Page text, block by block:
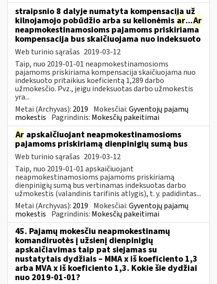
straipsnio 8 dalyje numatyta kompensacija už
kilnojamojo pobūdžio arba su kelionėmis ar...Ar
neapmokestinamosioms pajamoms priskiriama
kompensacija bus skaičiuojama nuo indeksuoto
Web turinio sąrašas 2019-03-12
Taip, nuo 2019-01-01 neapmokestinamosioms
pajamoms priskiriama kompensacija skaičiuojama nuo
indeksuoto pritaikius koeficientą 1,289 darbo
užmokesčio. Pvz., jeigu indeksuotas darbo užmokestis
yra...
Metai (Archyvas): 2019 Mokesčiai:Gyventojų pajamų
mokestis Pagrindinis: Mokesčių pakeitimai
Ar apskaičiuojant neapmokestinamosioms
pajamoms priskiriamą dienpinigių sumą bus
Web turinio sąrašas 2019-03-12
Taip, nuo 2019-01-01 apskaičiuojant
neapmokestinamosioms pajamoms priskiriamą
dienpinigių sumą bus vertinamas indeksuotas darbo
užmokestis (valandinis tarifinis atlygis), t. y. padidintas...
Metai (Archyvas): 2019 Mokesčiai:Gyventojų pajamų
mokestis Pagrindinis: Mokesčių pakeitimai
45. Pajamų mokesčiu neapmokestinamų
komandiruotės į užsienį dienpinigių
apskaičiavimas taip pat siejamas su
nustatytais dydžiais – MMA x iš koeficiento 1,3
arba MVA x iš koeficiento 1,3. Kokie šie dydžiai
nuo 2019-01-01?